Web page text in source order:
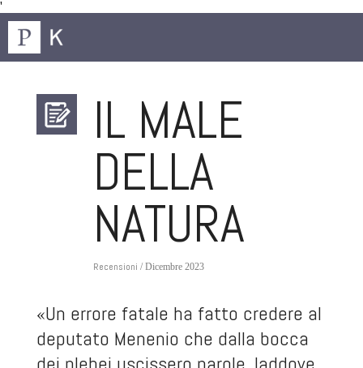
'
IL MALE
DELLA
NATURA
Recensioni / Dicembre 2023
«Un errore fatale ha fatto credere al
deputato Menenio che dalla bocca